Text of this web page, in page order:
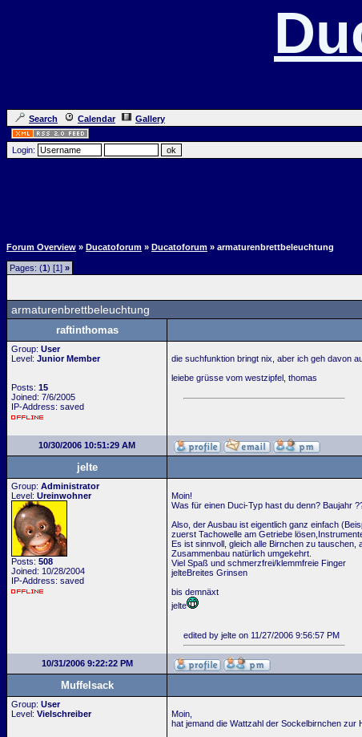
Search Calendar Gallery
Login:
Forum Overview » Ducatoforum » Ducatoforum » armaturenbrettbeleuchtung
Pages: (1) [1] »
armaturenbrettbeleuchtung
raftinthomas
Group: User
Level: Junior Member
Posts: 15
Joined: 7/6/2005
IP-Address: saved
die suchfunktion bringt nix, aber ich geh davon
leiebe grüsse vom westzipfel, thomas
10/30/2006 10:51:29 AM
jelte
Group: Administrator
Level: Ureinwohner
Posts: 508
Joined: 10/28/2004
IP-Address: saved
Moin!
Was für einen Duci-Typ hast du denn? Baujahr
Also, der Ausbau ist eigentlich ganz einfach
zuerst Tachowelle am Getriebe
Es ist sinnvoll, gleich alle Birnchen zu
Zusammenbau natürlich umgekehrt.
Viel Spaß und schmerzfrei/klemmfreie Finger
jelteBreites Grinsen
bis demnäxt
jelte
edited by jelte on 11/27/2006 9:56:57 PM
10/31/2006 9:22:22 PM
Muffelsack
Group: User
Level: Vielschreiber
Moin,
hat jemand die Wattzahl der Sockelbirnchen zur